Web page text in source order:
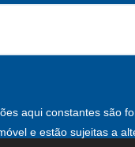
aqui constantes são
e estão sujeitas a